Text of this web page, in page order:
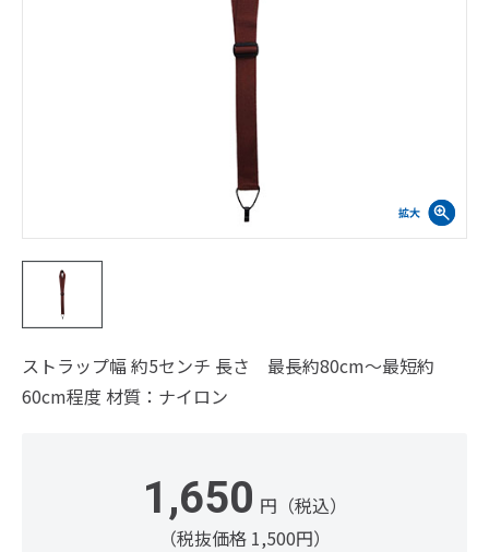
ストラップ幅 約5センチ 長さ 最長約80cm～最短約
60cm程度 材質：ナイロン
1,650 円（税込）
（税抜価格 1,500円）